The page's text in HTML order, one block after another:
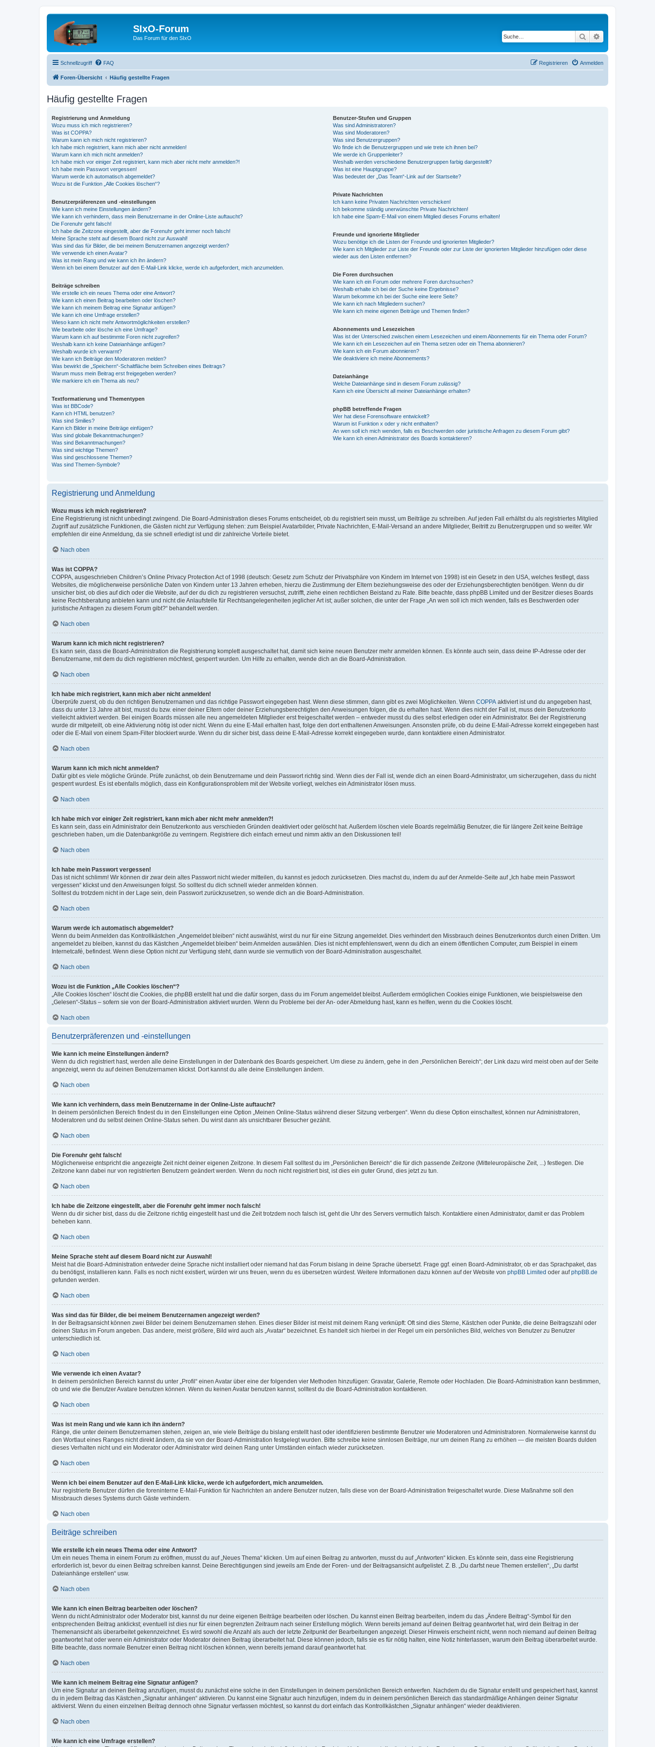
SIxO-Forum
Das Forum für den SIxO Suche
Schnellzugriff FAQ Anmelden
Registrieren
Foren-Übersicht Häufig gestellte Fragen
Häufig gestellte Fragen
Registrierung und Anmeldung
Wozu muss ich mich registrieren?
Was ist COPPA?
Warum kann ich mich nicht registrieren?
Ich habe mich registriert, kann mich aber nicht anmelden!
Warum kann ich mich nicht anmelden?
Ich habe mich vor einiger Zeit registriert, kann mich aber nicht mehr anmelden?!
Ich habe mein Passwort vergessen!
Warum werde ich automatisch abgemeldet?
Wozu ist die Funktion „Alle Cookies löschen“?
Benutzerpräferenzen und -einstellungen
Wie kann ich meine Einstellungen ändern?
Wie kann ich verhindern, dass mein Benutzername in der Online-Liste auftaucht?
Die Forenuhr geht falsch!
Ich habe die Zeitzone eingestellt, aber die Forenuhr geht immer noch falsch!
Meine Sprache steht auf diesem Board nicht zur Auswahl!
Was sind das für Bilder, die bei meinem Benutzernamen angezeigt werden?
Wie verwende ich einen Avatar?
Was ist mein Rang und wie kann ich ihn ändern?
Wenn ich bei einem Benutzer auf den E-Mail-Link klicke, werde ich aufgefordert, mich anzumelden.
Beiträge schreiben
Wie erstelle ich ein neues Thema oder eine Antwort?
Wie kann ich einen Beitrag bearbeiten oder löschen?
Wie kann ich meinem Beitrag eine Signatur anfügen?
Wie kann ich eine Umfrage erstellen?
Wieso kann ich nicht mehr Antwortmöglichkeiten erstellen?
Wie bearbeite oder lösche ich eine Umfrage?
Warum kann ich auf bestimmte Foren nicht zugreifen?
Weshalb kann ich keine Dateianhänge anfügen?
Weshalb wurde ich verwarnt?
Wie kann ich Beiträge den Moderatoren melden?
Was bewirkt die „Speichern“-Schaltfläche beim Schreiben eines Beitrags?
Warum muss mein Beitrag erst freigegeben werden?
Wie markiere ich ein Thema als neu?
Textformatierung und Thementypen
Was ist BBCode?
Kann ich HTML benutzen?
Was sind Smilies?
Kann ich Bilder in meine Beiträge einfügen?
Was sind globale Bekanntmachungen?
Was sind Bekanntmachungen?
Was sind wichtige Themen?
Was sind geschlossene Themen?
Was sind Themen-Symbole?
Benutzer-Stufen und Gruppen
Was sind Administratoren?
Was sind Moderatoren?
Was sind Benutzergruppen?
Wo finde ich die Benutzergruppen und wie trete ich ihnen bei?
Wie werde ich Gruppenleiter?
Weshalb werden verschiedene Benutzergruppen farbig dargestellt?
Was ist eine Hauptgruppe?
Was bedeutet der „Das Team“-Link auf der Startseite?
Private Nachrichten
Ich kann keine Privaten Nachrichten verschicken!
Ich bekomme ständig unerwünschte Private Nachrichten!
Ich habe eine Spam-E-Mail von einem Mitglied dieses Forums erhalten!
Freunde und ignorierte Mitglieder
Wozu benötige ich die Listen der Freunde und ignorierten Mitglieder?
Wie kann ich Mitglieder zur Liste der Freunde oder zur Liste der ignorierten Mitglieder hinzufügen oder diese
wieder aus den Listen entfernen?
Die Foren durchsuchen
Wie kann ich ein Forum oder mehrere Foren durchsuchen?
Weshalb erhalte ich bei der Suche keine Ergebnisse?
Warum bekomme ich bei der Suche eine leere Seite?
Wie kann ich nach Mitgliedern suchen?
Wie kann ich meine eigenen Beiträge und Themen finden?
Abonnements und Lesezeichen
Was ist der Unterschied zwischen einem Lesezeichen und einem Abonnements für ein Thema oder Forum?
Wie kann ich ein Lesezeichen auf ein Thema setzen oder ein Thema abonnieren?
Wie kann ich ein Forum abonnieren?
Wie deaktiviere ich meine Abonnements?
Dateianhänge
Welche Dateianhänge sind in diesem Forum zulässig?
Kann ich eine Übersicht all meiner Dateianhänge erhalten?
phpBB betreffende Fragen
Wer hat diese Forensoftware entwickelt?
Warum ist Funktion x oder y nicht enthalten?
An wen soll ich mich wenden, falls es Beschwerden oder juristische Anfragen zu diesem Forum gibt?
Wie kann ich einen Administrator des Boards kontaktieren?
Registrierung und Anmeldung
Wozu muss ich mich registrieren?
Eine Registrierung ist nicht unbedingt zwingend. Die Board-Administration dieses Forums entscheidet, ob du registriert sein musst, um Beiträge zu schreiben. Auf jeden Fall erhältst du als registriertes Mitglied
Zugriff auf zusätzliche Funktionen, die Gästen nicht zur Verfügung stehen: zum Beispiel Avatarbilder, Private Nachrichten, E-Mail-Versand an andere Mitglieder, Beitritt zu Benutzergruppen und so weiter. Wir
empfehlen dir eine Anmeldung, da sie schnell erledigt ist und dir zahlreiche Vorteile bietet.
Nach oben
Was ist COPPA?
COPPA, ausgeschrieben Children’s Online Privacy Protection Act of 1998 (deutsch: Gesetz zum Schutz der Privatsphäre von Kindern im Internet von 1998) ist ein Gesetz in den USA, welches festlegt, dass
Websites, die möglicherweise persönliche Daten von Kindern unter 13 Jahren erheben, hierzu die Zustimmung der Eltern beziehungsweise des oder der Erziehungsberechtigten benötigen. Wenn du dir
unsicher bist, ob dies auf dich oder die Website, auf der du dich zu registrieren versuchst, zutrifft, ziehe einen rechtlichen Beistand zu Rate. Bitte beachte, dass phpBB Limited und der Besitzer dieses Boards
keine Rechtsberatung anbieten kann und nicht die Anlaufstelle für Rechtsangelegenheiten jeglicher Art ist; außer solchen, die unter der Frage „An wen soll ich mich wenden, falls es Beschwerden oder
juristische Anfragen zu diesem Forum gibt?“ behandelt werden.
Nach oben
Warum kann ich mich nicht registrieren?
Es kann sein, dass die Board-Administration die Registrierung komplett ausgeschaltet hat, damit sich keine neuen Benutzer mehr anmelden können. Es könnte auch sein, dass deine IP-Adresse oder der
Benutzername, mit dem du dich registrieren möchtest, gesperrt wurden. Um Hilfe zu erhalten, wende dich an die Board-Administration.
Nach oben
Ich habe mich registriert, kann mich aber nicht anmelden!
Überprüfe zuerst, ob du den richtigen Benutzernamen und das richtige Passwort eingegeben hast. Wenn diese stimmen, dann gibt es zwei Möglichkeiten. Wenn COPPA aktiviert ist und du angegeben hast,
dass du unter 13 Jahre alt bist, musst du bzw. einer deiner Eltern oder deiner Erziehungsberechtigten den Anweisungen folgen, die du erhalten hast. Wenn dies nicht der Fall ist, muss dein Benutzerkonto
vielleicht aktiviert werden. Bei einigen Boards müssen alle neu angemeldeten Mitglieder erst freigeschaltet werden – entweder musst du dies selbst erledigen oder ein Administrator. Bei der Registrierung
wurde dir mitgeteilt, ob eine Aktivierung nötig ist oder nicht. Wenn du eine E-Mail erhalten hast, folge den dort enthaltenen Anweisungen. Ansonsten prüfe, ob du deine E-Mail-Adresse korrekt eingegeben hast
oder die E-Mail von einem Spam-Filter blockiert wurde. Wenn du dir sicher bist, dass deine E-Mail-Adresse korrekt eingegeben wurde, dann kontaktiere einen Administrator.
Nach oben
Warum kann ich mich nicht anmelden?
Dafür gibt es viele mögliche Gründe. Prüfe zunächst, ob dein Benutzername und dein Passwort richtig sind. Wenn dies der Fall ist, wende dich an einen Board-Administrator, um sicherzugehen, dass du nicht
gesperrt wurdest. Es ist ebenfalls möglich, dass ein Konfigurationsproblem mit der Website vorliegt, welches ein Administrator lösen muss.
Nach oben
Ich habe mich vor einiger Zeit registriert, kann mich aber nicht mehr anmelden?!
Es kann sein, dass ein Administrator dein Benutzerkonto aus verschieden Gründen deaktiviert oder gelöscht hat. Außerdem löschen viele Boards regelmäßig Benutzer, die für längere Zeit keine Beiträge
geschrieben haben, um die Datenbankgröße zu verringern. Registriere dich einfach erneut und nimm aktiv an den Diskussionen teil!
Nach oben
Ich habe mein Passwort vergessen!
Das ist nicht schlimm! Wir können dir zwar dein altes Passwort nicht wieder mitteilen, du kannst es jedoch zurücksetzen. Dies machst du, indem du auf der Anmelde-Seite auf „Ich habe mein Passwort
vergessen“ klickst und den Anweisungen folgst. So solltest du dich schnell wieder anmelden können.
Solltest du trotzdem nicht in der Lage sein, dein Passwort zurückzusetzen, so wende dich an die Board-Administration.
Nach oben
Warum werde ich automatisch abgemeldet?
Wenn du beim Anmelden das Kontrollkästchen „Angemeldet bleiben“ nicht auswählst, wirst du nur für eine Sitzung angemeldet. Dies verhindert den Missbrauch deines Benutzerkontos durch einen Dritten. Um
angemeldet zu bleiben, kannst du das Kästchen „Angemeldet bleiben“ beim Anmelden auswählen. Dies ist nicht empfehlenswert, wenn du dich an einem öffentlichen Computer, zum Beispiel in einem
Internetcafé, befindest. Wenn diese Option nicht zur Verfügung steht, dann wurde sie vermutlich von der Board-Administration ausgeschaltet.
Nach oben
Wozu ist die Funktion „Alle Cookies löschen“?
„Alle Cookies löschen“ löscht die Cookies, die phpBB erstellt hat und die dafür sorgen, dass du im Forum angemeldet bleibst. Außerdem ermöglichen Cookies einige Funktionen, wie beispielsweise den
„Gelesen“-Status – sofern sie von der Board-Administration aktiviert wurden. Wenn du Probleme bei der An- oder Abmeldung hast, kann es helfen, wenn du die Cookies löscht.
Nach oben
Benutzerpräferenzen und -einstellungen
Wie kann ich meine Einstellungen ändern?
Wenn du dich registriert hast, werden alle deine Einstellungen in der Datenbank des Boards gespeichert. Um diese zu ändern, gehe in den „Persönlichen Bereich“; der Link dazu wird meist oben auf der Seite
angezeigt, wenn du auf deinen Benutzernamen klickst. Dort kannst du alle deine Einstellungen ändern.
Nach oben
Wie kann ich verhindern, dass mein Benutzername in der Online-Liste auftaucht?
In deinem persönlichen Bereich findest du in den Einstellungen eine Option „Meinen Online-Status während dieser Sitzung verbergen“. Wenn du diese Option einschaltest, können nur Administratoren,
Moderatoren und du selbst deinen Online-Status sehen. Du wirst dann als unsichtbarer Besucher gezählt.
Nach oben
Die Forenuhr geht falsch!
Möglicherweise entspricht die angezeigte Zeit nicht deiner eigenen Zeitzone. In diesem Fall solltest du im „Persönlichen Bereich“ die für dich passende Zeitzone (Mitteleuropäische Zeit, ...) festlegen. Die
Zeitzone kann dabei nur von registrierten Benutzern geändert werden. Wenn du noch nicht registriert bist, ist dies ein guter Grund, dies jetzt zu tun.
Nach oben
Ich habe die Zeitzone eingestellt, aber die Forenuhr geht immer noch falsch!
Wenn du dir sicher bist, dass du die Zeitzone richtig eingestellt hast und die Zeit trotzdem noch falsch ist, geht die Uhr des Servers vermutlich falsch. Kontaktiere einen Administrator, damit er das Problem
beheben kann.
Nach oben
Meine Sprache steht auf diesem Board nicht zur Auswahl!
Meist hat die Board-Administration entweder deine Sprache nicht installiert oder niemand hat das Forum bislang in deine Sprache übersetzt. Frage ggf. einen Board-Administrator, ob er das Sprachpaket, das
du benötigst, installieren kann. Falls es noch nicht existiert, würden wir uns freuen, wenn du es übersetzen würdest. Weitere Informationen dazu können auf der Website von phpBB Limited oder aufphpBB.de
gefunden werden.
Nach oben
Was sind das für Bilder, die bei meinem Benutzernamen angezeigt werden?
In der Beitragsansicht können zwei Bilder bei deinem Benutzernamen stehen. Eines dieser Bilder ist meist mit deinem Rang verknüpft: Oft sind dies Sterne, Kästchen oder Punkte, die deine Beitragszahl oder
deinen Status im Forum angeben. Das andere, meist größere, Bild wird auch als „Avatar“ bezeichnet. Es handelt sich hierbei in der Regel um ein persönliches Bild, welches von Benutzer zu Benutzer
unterschiedlich ist.
Nach oben
Wie verwende ich einen Avatar?
In deinem persönlichen Bereich kannst du unter „Profil“ einen Avatar über eine der folgenden vier Methoden hinzufügen: Gravatar, Galerie, Remote oder Hochladen. Die Board-Administration kann bestimmen,
ob und wie die Benutzer Avatare benutzen können. Wenn du keinen Avatar benutzen kannst, solltest du die Board-Administration kontaktieren.
Nach oben
Was ist mein Rang und wie kann ich ihn ändern?
Ränge, die unter deinem Benutzernamen stehen, zeigen an, wie viele Beiträge du bislang erstellt hast oder identifizieren bestimmte Benutzer wie Moderatoren und Administratoren. Normalerweise kannst du
den Wortlaut eines Ranges nicht direkt ändern, da sie von der Board-Administration festgelegt wurden. Bitte schreibe keine sinnlosen Beiträge, nur um deinen Rang zu erhöhen — die meisten Boards dulden
dieses Verhalten nicht und ein Moderator oder Administrator wird deinen Rang unter Umständen einfach wieder zurücksetzen.
Nach oben
Wenn ich bei einem Benutzer auf den E-Mail-Link klicke, werde ich aufgefordert, mich anzumelden.
Nur registrierte Benutzer dürfen die foreninterne E-Mail-Funktion für Nachrichten an andere Benutzer nutzen, falls diese von der Board-Administration freigeschaltet wurde. Diese Maßnahme soll den
Missbrauch dieses Systems durch Gäste verhindern.
Nach oben
Beiträge schreiben
Wie erstelle ich ein neues Thema oder eine Antwort?
Um ein neues Thema in einem Forum zu eröffnen, musst du auf „Neues Thema“ klicken. Um auf einen Beitrag zu antworten, musst du auf „Antworten“ klicken. Es könnte sein, dass eine Registrierung
erforderlich ist, bevor du einen Beitrag schreiben kannst. Deine Berechtigungen sind jeweils am Ende der Foren- und der Beitragsansicht aufgelistet. Z. B. „Du darfst neue Themen erstellen“, „Du darfst
Dateianhänge erstellen“ usw.
Nach oben
Wie kann ich einen Beitrag bearbeiten oder löschen?
Wenn du nicht Administrator oder Moderator bist, kannst du nur deine eigenen Beiträge bearbeiten oder löschen. Du kannst einen Beitrag bearbeiten, indem du das „Ändere Beitrag“-Symbol für den
entsprechenden Beitrag anklickst; eventuell ist dies nur für einen begrenzten Zeitraum nach seiner Erstellung möglich. Wenn bereits jemand auf deinen Beitrag geantwortet hat, wird dein Beitrag in der
Themenansicht als überarbeitet gekennzeichnet. Es wird sowohl die Anzahl als auch der letzte Zeitpunkt der Bearbeitungen angezeigt. Dieser Hinweis erscheint nicht, wenn noch niemand auf deinen Beitrag
geantwortet hat oder wenn ein Administrator oder Moderator deinen Beitrag überarbeitet hat. Diese können jedoch, falls sie es für nötig halten, eine Notiz hinterlassen, warum dein Beitrag überarbeitet wurde.
Bitte beachte, dass normale Benutzer einen Beitrag nicht löschen können, wenn bereits jemand darauf geantwortet hat.
Nach oben
Wie kann ich meinem Beitrag eine Signatur anfügen?
Um eine Signatur an deinen Beitrag anzufügen, musst du zunächst eine solche in den Einstellungen in deinem persönlichen Bereich entwerfen. Nachdem du die Signatur erstellt und gespeichert hast, kannst
du in jedem Beitrag das Kästchen „Signatur anhängen“ aktivieren. Du kannst eine Signatur auch hinzufügen, indem du in deinem persönlichen Bereich das standardmäßige Anhängen deiner Signatur
aktivierst. Wenn du einen einzelnen Beitrag dennoch ohne Signatur verfassen möchtest, so kannst du dort einfach das Kontrollkästchen „Signatur anhängen“ wieder deaktivieren.
Nach oben
Wie kann ich eine Umfrage erstellen?